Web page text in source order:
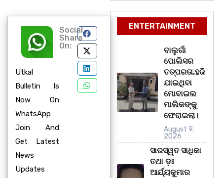
Utkal
Bulletin Is
Now On
WhatsApp
Join And
Get Latest
News
Updates
Social
Share
On:
ENTERTAINMENT
ବାଲୁଗାଁ
ପୋଲିସର
ତତ୍‌ପରତା,ହଜି
ଯାଇଥିବା
ମୋବାଇଲ
ମାଲିକଙ୍କୁ
ଫେରାଇଲା।
August 9,
2026
ସାରସ୍ୱତ ସାଧିକା
ତଥା ଡ଼ଃ
ଆର୍ଯ୍ୟକୁମାର